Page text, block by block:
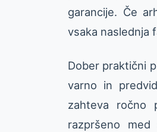
garancije. Če
vsaka naslednja
Dober praktični
varno in
zahteva ročno
razpršeno